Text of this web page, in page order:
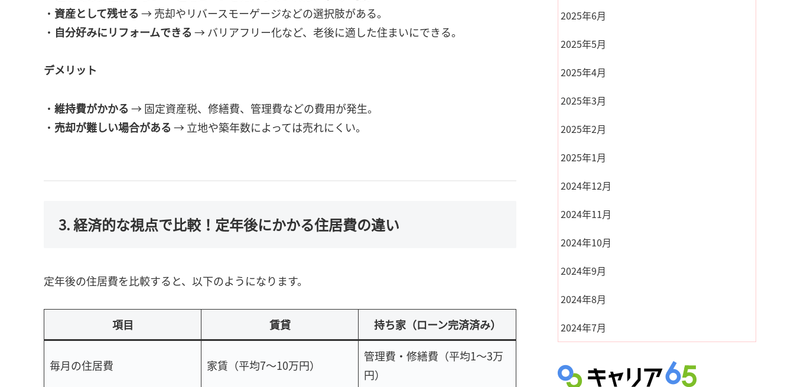
・ 資産として残せる → 売却やリバースモーゲージなどの選択肢がある。
・ 自分好みにリフォームできる → バリアフリー化など、老後に適した住まいにできる。
デメリット
・ 維持費がかかる → 固定資産税、修繕費、管理費などの費用が発生。
・ 売却が難しい場合がある → 立地や築年数によっては売れにくい。
3. 経済的な視点で比較！定年後にかかる住居費の違い
定年後の住居費を比較すると、以下のようになります。
項目 賃貸 持ち家（ローン完済済み）
毎月の住居費 家賃（平均7〜10万円）
管理費・修繕費（平均1〜3万
円）
2025年6月
2025年5月
2025年4月
2025年3月
2025年2月
2025年1月
2024年12月
2024年11月
2024年10月
2024年9月
2024年8月
2024年7月